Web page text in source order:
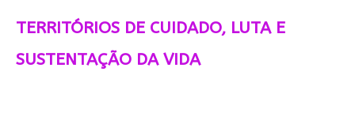
TERRITÓRIOS DE CUIDADO, LUTA E
SUSTENTAÇÃO DA VIDA